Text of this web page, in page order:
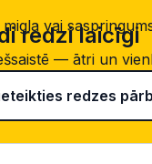
vai
redzi laicīgi
— ātri un
redzes